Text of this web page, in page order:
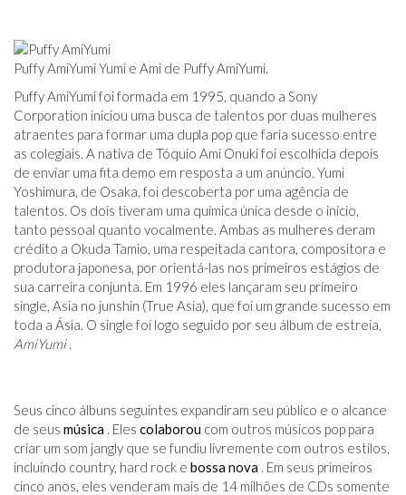
Puffy AmiYumi Yumi e Ami de Puffy AmiYumi.
Puffy AmiYumi foi formada em 1995, quando a Sony
Corporation iniciou uma busca de talentos por duas mulheres
atraentes para formar uma dupla pop que faria sucesso entre
as colegiais. A nativa de Tóquio Ami Onuki foi escolhida depois
de enviar uma fita demo em resposta a um anúncio. Yumi
Yoshimura, de Osaka, foi descoberta por uma agência de
talentos. Os dois tiveram uma química única desde o início,
tanto pessoal quanto vocalmente. Ambas as mulheres deram
crédito a Okuda Tamio, uma respeitada cantora, compositora e
produtora japonesa, por orientá-las nos primeiros estágios de
sua carreira conjunta. Em 1996 eles lançaram seu primeiro
single, Asia no junshin (True Asia), que foi um grande sucesso em
toda a Ásia. O single foi logo seguido por seu álbum de estreia,
AmiYumi.
Seus cinco álbuns seguintes expandiram seu público e o alcance
de seus música . Eles colaborou com outros músicos pop para
criar um som jangly que se fundiu livremente com outros estilos,
incluindo country, hard rock e bossa nova . Em seus primeiros
cinco anos, eles venderam mais de 14 milhões de CDs somente